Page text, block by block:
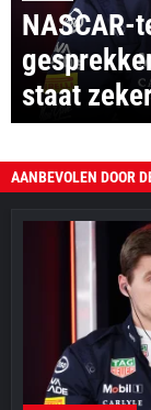
NASCAR-
staat
AANBEVOLEN DOOR